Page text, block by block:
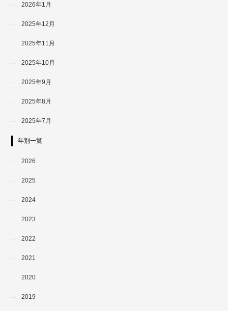
2026年1月
2025年12月
2025年11月
2025年10月
2025年9月
2025年8月
2025年7月
年別一覧
2026
2025
2024
2023
2022
2021
2020
2019